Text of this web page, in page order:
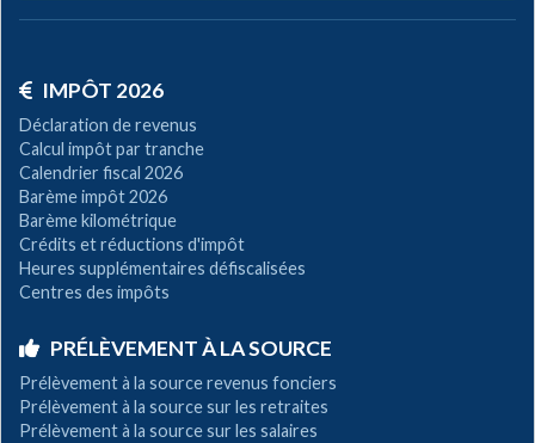
IMPÔT 2026
Déclaration de revenus
Calcul impôt par tranche
Calendrier fiscal 2026
Barème impôt 2026
Barème kilométrique
Crédits et réductions d'impôt
Heures supplémentaires défiscalisées
Centres des impôts
PRÉLÈVEMENT À LA SOURCE
Prélèvement à la source revenus fonciers
Prélèvement à la source sur les retraites
Prélèvement à la source sur les salaires